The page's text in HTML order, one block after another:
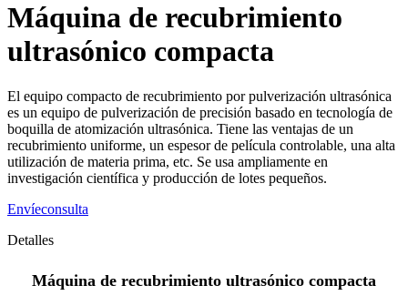
Máquina de recubrimiento
ultrasónico compacta
El equipo compacto de recubrimiento por pulverización ultrasónica
es un equipo de pulverización de precisión basado en tecnología de
boquilla de atomización ultrasónica. Tiene las ventajas de un
recubrimiento uniforme, un espesor de película controlable, una alta
utilización de materia prima, etc. Se usa ampliamente en
investigación científica y producción de lotes pequeños.
Envíeconsulta
Detalles
Máquina de recubrimiento ultrasónico compacta